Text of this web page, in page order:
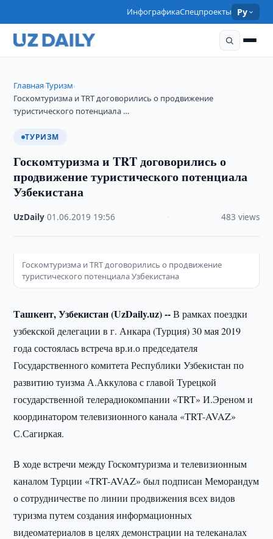
ИнфографикаСпецпроекты Ру
Главная›Туризм›
Госкомтуризма и TRT договорились о продвижение
туристического потенциала …
ТУРИЗМ
Госкомтуризма и TRT договорились о
продвижение туристического потенциала
Узбекистана
UzDaily ·01.06.2019 19:56 483 views
Госкомтуризма и TRT договорились о продвижение
туристического потенциала Узбекистана
Ташкент, Узбекистан (UzDaily.uz) --В рамках поездки
узбекской делегации в г. Анкара (Турция) 30 мая 2019
года состоялась встреча вр.и.о председателя
Государственного комитета Республики Узбекистан по
развитию туизма А.Аккулова с главой Турецкой
государственной телерадиокомпании «TRT» И.Эреном и
координатором телевизионного канала «TRT-AVAZ»
С.Сагиркая.
В ходе встречи между Госкомтуризма и телевизионным
каналом Турции «TRT-AVAZ» был подписан Меморандум
о сотрудничестве по линии продвижения всех видов
туризма путем создания информационных
видеоматериалов в целях демонстрации на телеканалах